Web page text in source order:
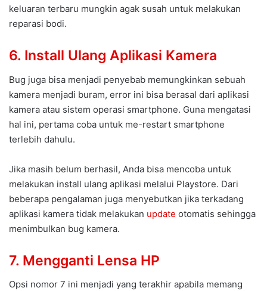
keluaran terbaru mungkin agak susah untuk melakukan
reparasi bodi.
6. Install Ulang Aplikasi Kamera
Bug juga bisa menjadi penyebab memungkinkan sebuah
kamera menjadi buram, error ini bisa berasal dari aplikasi
kamera atau sistem operasi smartphone. Guna mengatasi
hal ini, pertama coba untuk me-restart smartphone
terlebih dahulu.
Jika masih belum berhasil, Anda bisa mencoba untuk
melakukan install ulang aplikasi melalui Playstore. Dari
beberapa pengalaman juga menyebutkan jika terkadang
aplikasi kamera tidak melakukan update otomatis sehingga
menimbulkan bug kamera.
7. Mengganti Lensa HP
Opsi nomor 7 ini menjadi yang terakhir apabila memang